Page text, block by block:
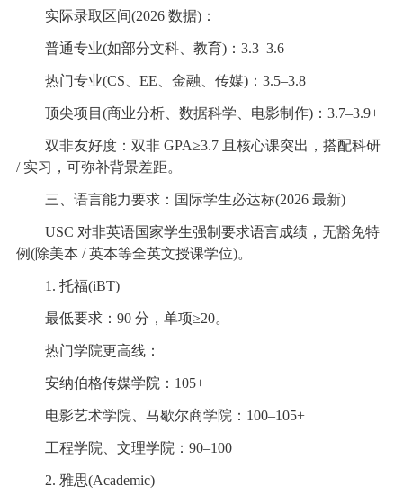
实际录取区间(2026 数据)：
普通专业(如部分文科、教育)：3.3–3.6
热门专业(CS、EE、金融、传媒)：3.5–3.8
顶尖项目(商业分析、数据科学、电影制作)：3.7–3.9+
双非友好度：双非 GPA≥3.7 且核心课突出，搭配科研
/ 实习，可弥补背景差距。
三、语言能力要求：国际学生必达标(2026 最新)
USC 对非英语国家学生强制要求语言成绩，无豁免特
例(除美本 / 英本等全英文授课学位)。
1. 托福(iBT)
最低要求：90 分，单项≥20。
热门学院更高线：
安纳伯格传媒学院：105+
电影艺术学院、马歇尔商学院：100–105+
工程学院、文理学院：90–100
2. 雅思(Academic)